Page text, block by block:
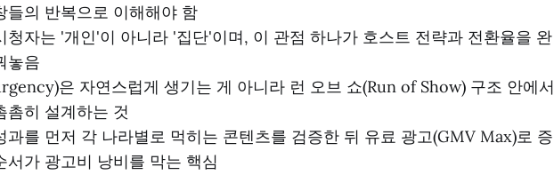
들의 반복으로 이해해야 함
청자는 '개인'이 아니라 '집단'이며, 이 관점 하나가 호스트 전략과 전환율을 완
놓음
은 자연스럽게 생기는 게 아니라 런 오브 쇼(Run of Show) 구조 안에서
촘히 설계하는 것
과를 먼저 각 나라별로 먹히는 콘텐츠를 검증한 뒤 유료 광고(GMV Max)로 증
서가 광고비 낭비를 막는 핵심